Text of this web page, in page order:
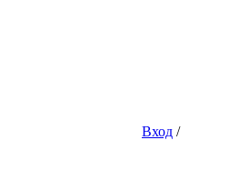
Вход /